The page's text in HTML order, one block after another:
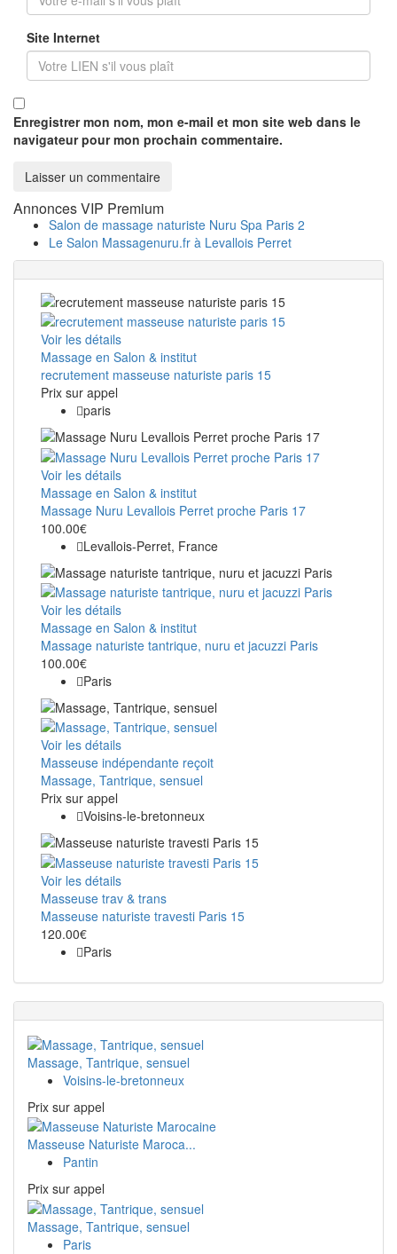
Site Internet
Enregistrer mon nom, mon e-mail et mon site web dans le
navigateur pour mon prochain commentaire.
Annonces VIP Premium
Salon de massage naturiste Nuru Spa Paris 2
Le Salon Massagenuru.fr à Levallois Perret
Voir les détails
Massage en Salon & institut
recrutement masseuse naturiste paris 15
Prix ​​sur appel
paris
Voir les détails
Massage en Salon & institut
Massage Nuru Levallois Perret proche Paris 17
100.00€
Levallois-Perret, France
Voir les détails
Massage en Salon & institut
Massage naturiste tantrique, nuru et jacuzzi Paris
100.00€
Paris
Voir les détails
Masseuse indépendante reçoit
Massage, Tantrique, sensuel
Prix ​​sur appel
Voisins-le-bretonneux
Voir les détails
Masseuse trav & trans
Masseuse naturiste travesti Paris 15
120.00€
Paris
Massage, Tantrique, sensuel
Voisins-le-bretonneux
Prix ​​sur appel
Masseuse Naturiste Maroca...
Pantin
Prix ​​sur appel
Massage, Tantrique, sensuel
Paris